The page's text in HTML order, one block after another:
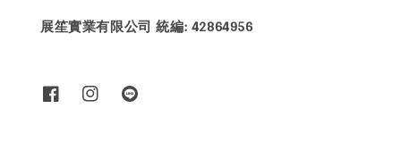
展笙實業有限公司 統編: 42864956